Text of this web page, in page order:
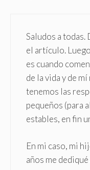
Saludos a
el artículo.
es cuando
de la vida y de
tenemos las
pequeños (para
estables, en fin
En mi caso, mi
años me